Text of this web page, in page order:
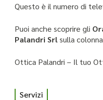
Questo è il numero di
Puoi anche scoprire gli
Palandri Srlsulla
Ottica Palandri – Il tuo
Servizi